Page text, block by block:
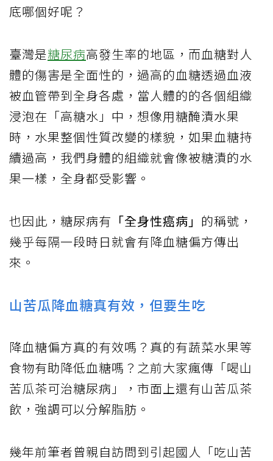
底哪個好呢？
臺灣是糖尿病高發生率的地區，而血糖對人
體的傷害是全面性的，過高的血糖透過血液
被血管帶到全身各處，當人體的的各個組織
浸泡在「高糖水」中，想像用糖醃漬水果
時，水果整個性質改變的樣貌，如果血糖持
續過高，我們身體的組織就會像被糖漬的水
果一樣，全身都受影響。
也因此，糖尿病有 「全身性癌病」 的稱號，
幾乎每隔一段時日就會有降血糖偏方傳出
來。
山苦瓜降血糖真有效，但要生吃
降血糖偏方真的有效嗎？真的有蔬菜水果等
食物有助降低血糖嗎？之前大家瘋傳「喝山
苦瓜茶可治糖尿病」，市面上還有山苦瓜茶
飲，強調可以分解脂肪。
幾年前筆者曾親自訪問到引起國人「吃山苦